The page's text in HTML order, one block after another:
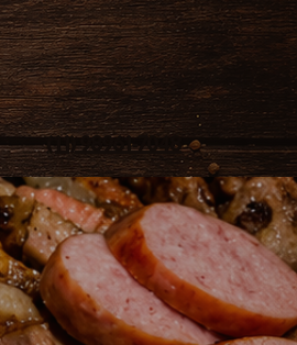
(11) 98961-7048